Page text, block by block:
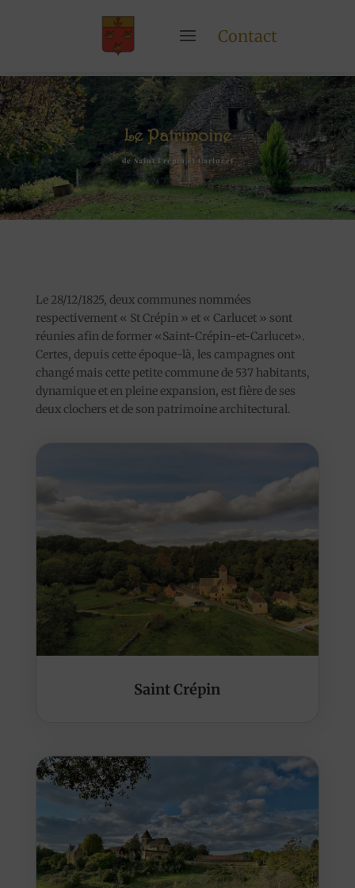
Contact
Le Patrimoine
de Saint Crépin et Carlucet
Le 28/12/1825, deux communes nommées
respectivement « St Crépin » et « Carlucet » sont
réunies afin de former «Saint-Crépin-et-Carlucet».
Certes, depuis cette époque-là, les campagnes ont
changé mais cette petite commune de 537 habitants,
dynamique et en pleine expansion, est fière de ses
deux clochers et de son patrimoine architectural.
Saint Crépin